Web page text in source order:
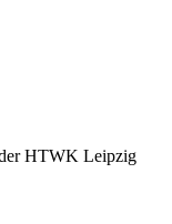
HTWK Leipzig